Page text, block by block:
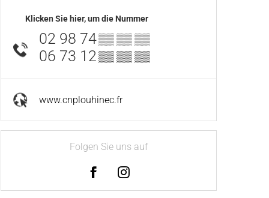
Klicken Sie hier, um die Nummer
02 98 74▒▒ ▒▒ ▒▒
06 73 12▒▒ ▒▒ ▒▒
www.cnplouhinec.fr
Folgen Sie uns auf